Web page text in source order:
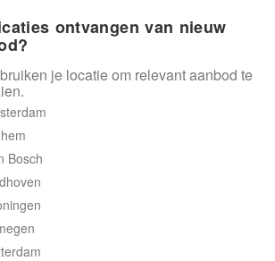
Huurflits
Huurflits
je bericht
ontvangen van nieuw
je locatie om relevant aanbod te
Bosch